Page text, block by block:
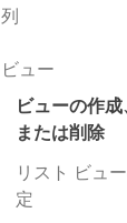
列
ビュー
ビューの作成
または削除
リスト ビュ
定